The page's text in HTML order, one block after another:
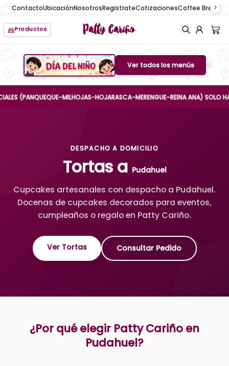
ContactoUbicaciónNosotrosRegistrateCotizacionesCoffee Break
Productos Patty Cariño
Boton de menu
Ver todos los menús
(PANQUEQUE-MILHOJAS-HOJARASCA-MERENGUE-REINA ANA) SOLO HASTA
DESPACHO A DOMICILIO
Tortas a Pudahuel
Cupcakes artesanales con despacho a Pudahuel.
Docenas de cupcakes decorados para eventos,
cumpleaños o regalo en Patty Cariño.
Ver Tortas Consultar Pedido
¿Por qué elegir Patty Cariño en
Pudahuel?